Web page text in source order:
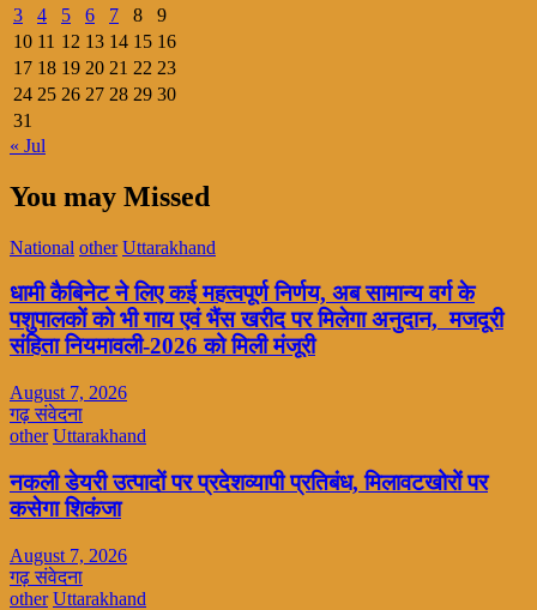
3
4 5 6 7 8
9
10 11 12 13 14 15 16
17 18 19 20 21 22 23
24 25 26 27 28 29 30
31
« Jul
You may Missed
National other Uttarakhand
धामी कैबिनेट ने लिए कई महत्वपूर्ण निर्णय, अब सामान्य वर्ग के
पशुपालकों को भी गाय एवं भैंस खरीद पर मिलेगा अनुदान, मजदूरी
संहिता नियमावली-2026 को मिली मंजूरी
August 7, 2026
गढ़ संवेदना
other Uttarakhand
नकली डेयरी उत्पादों पर प्रदेशव्यापी प्रतिबंध, मिलावटखोरों पर
कसेगा शिकंजा
August 7, 2026
गढ़ संवेदना
other Uttarakhand